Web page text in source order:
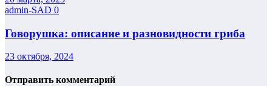
admin-SAD 0
Говорушка: описание и разновидности гриба
23 октября, 2024
Отправить комментарий